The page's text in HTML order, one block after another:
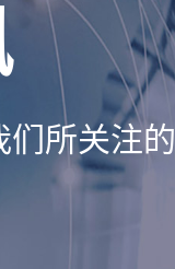
们所关注的